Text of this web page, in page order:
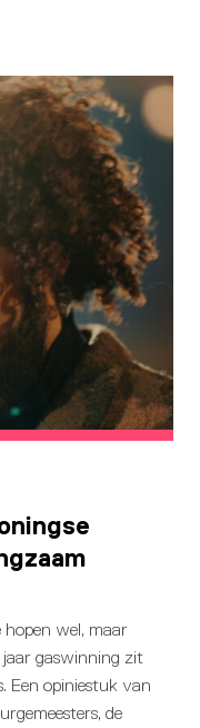
hopen wel, maar
gaswinning zit
Een opiniestuk van
de